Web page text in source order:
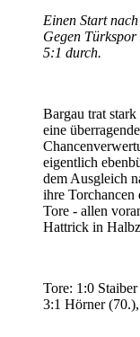
Einen Start
Gegen
5:1 durch.
Bargau trat stark
eine
eigentlich
dem Ausgleich
ihre
Tore - allen
Hattrick in
Tore: 1:0
3:1 Hörner